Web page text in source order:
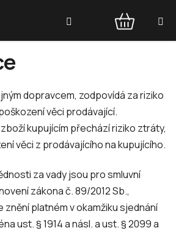
NÁKUPNÍ
dopravcem, zodpovídá za riziko
věci prodávající.
kupujícím přechází riziko ztráty,
věci z prodávajícího na kupujícího.
za vady jsou pro smluvní
zákona č. 89/2012 Sb.,
znění platném v okamžiku sjednání
ust. § 1914 a násl. a ust. § 2099 a